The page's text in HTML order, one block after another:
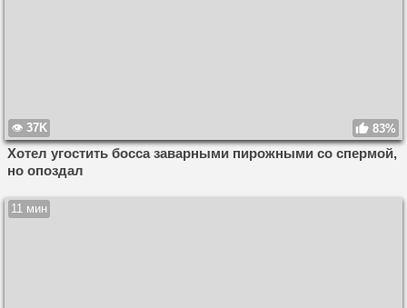
37K 83%
Хотел угостить босса заварными пирожными со спермой,
но опоздал
11 мин